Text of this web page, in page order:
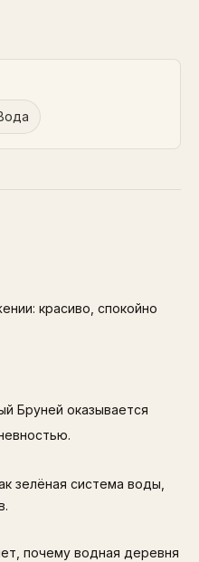
красиво, спокойно
Бруней оказывается
зелёная система воды,
почему водная деревня